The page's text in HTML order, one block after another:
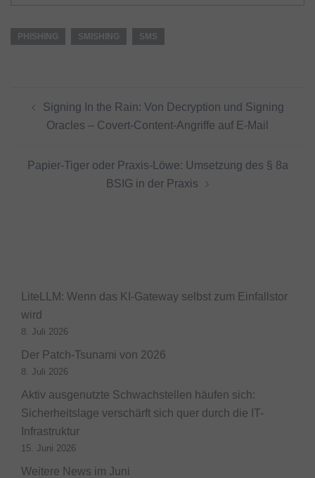
PHISHING SMISHING SMS
Signing In the Rain: Von Decryption und Signing
Oracles – Covert-Content-Angriffe auf E-Mail
Papier-Tiger oder Praxis-Löwe: Umsetzung des § 8a
BSIG in der Praxis
LiteLLM: Wenn das KI-Gateway selbst zum Einfallstor
wird
8. Juli 2026
Der Patch-Tsunami von 2026
8. Juli 2026
Aktiv ausgenutzte Schwachstellen häufen sich:
Sicherheitslage verschärft sich quer durch die IT-
Infrastruktur
15. Juni 2026
Weitere News im Juni